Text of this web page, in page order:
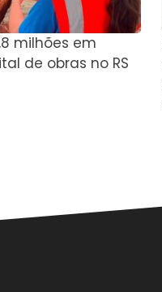
milhões em
de obras no RS